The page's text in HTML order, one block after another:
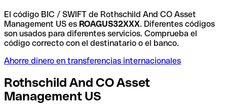
El código BIC / SWIFT de Rothschild And CO Asset
Management US es ROAGUS32XXX. Diferentes códigos
son usados para diferentes servicios. Comprueba el
código correcto con el destinatario o el banco.
Ahorre dinero en transferencias internacionales
Rothschild And CO Asset
Management US